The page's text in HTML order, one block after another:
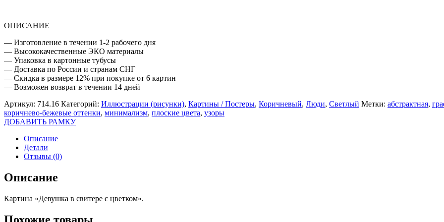
ОПИСАНИЕ
— Изготовление в течении 1-2 рабочего дня
— Высококачественные ЭКО материалы
— Упаковка в картонные тубусы
— Доставка по России и странам СНГ
— Скидка в размере 12% при покупке от 6 картин
— Возможен возврат в течении 14 дней
Артикул: 714.16 Категорий: Иллюстрации (рисунки), Картины / Постеры, Коричневый, Люди, Светлый Метки: абстрактная,
коричнево-бежевые оттенки, минимализм, плоские цвета, узоры
ДОБАВИТЬ РАМКУ
Описание
Детали
Отзывы (0)
Описание
Картина «Девушка в свитере с цветком».
Похожие товары